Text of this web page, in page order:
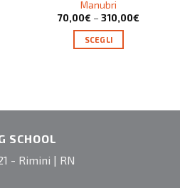
Manubri
70,00€ – 310,00€
SCEGLI
SCHOOL
- Rimini | RN